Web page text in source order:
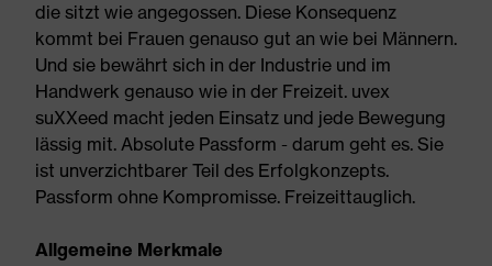
die sitzt wie angegossen. Diese Konsequenz
kommt bei Frauen genauso gut an wie bei Männern.
Und sie bewährt sich in der Industrie und im
Handwerk genauso wie in der Freizeit. uvex
suXXeed macht jeden Einsatz und jede Bewegung
lässig mit. Absolute Passform - darum geht es. Sie
ist unverzichtbarer Teil des Erfolgkonzepts.
Passform ohne Kompromisse. Freizeittauglich.
Allgemeine Merkmale